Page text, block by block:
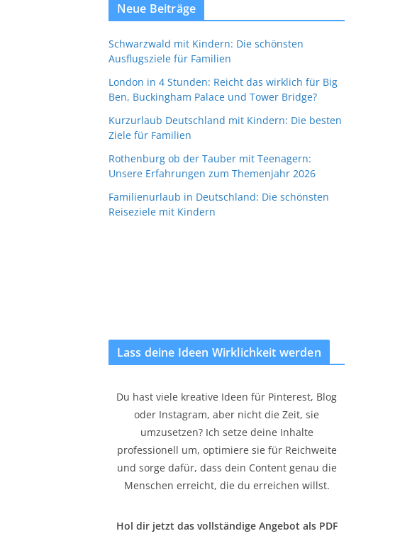
Neue Beiträge
Schwarzwald mit Kindern: Die schönsten
Ausflugsziele für Familien
London in 4 Stunden: Reicht das wirklich für Big
Ben, Buckingham Palace und Tower Bridge?
Kurzurlaub Deutschland mit Kindern: Die besten
Ziele für Familien
Rothenburg ob der Tauber mit Teenagern:
Unsere Erfahrungen zum Themenjahr 2026
Familienurlaub in Deutschland: Die schönsten
Reiseziele mit Kindern
Lass deine Ideen Wirklichkeit werden
Du hast viele kreative Ideen für Pinterest, Blog
oder Instagram, aber nicht die Zeit, sie
umzusetzen? Ich setze deine Inhalte
professionell um, optimiere sie für Reichweite
und sorge dafür, dass dein Content genau die
Menschen erreicht, die du erreichen willst.
Hol dir jetzt das vollständige Angebot als PDF